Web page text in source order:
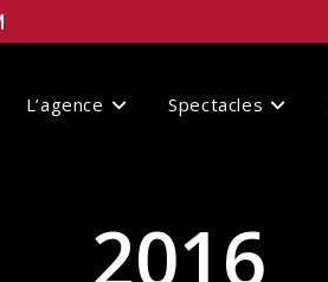
L’agence Spectacles
2016